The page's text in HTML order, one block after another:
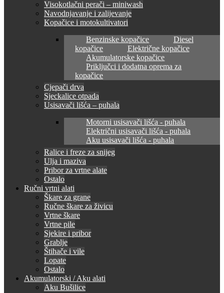
Visokotlačni perači – miniwash
Navodnjavanje i zalijevanje
Kopačice i motokultivatori
Benzinske kopačice
Diesel
kopačice
Električne kopačice
Akumulatorske kopačice
Priključci i dodatna oprema za
kopačice
Cjepači drva
Sjeckalice otpada
Usisavači lišća – puhala
Motorni usisavači lišća - puhala
Električni usisavači lišća - puhala
Aku usisavači lišća - puhala
Ralice i freze za snijeg
Ulja i maziva
Pribor za vrtne alate
Ostalo
Ručni vrtni alati
Škare za grane
Ručne škare za živicu
Vrtne škare
Vrtne pile
Sjekire i pribor
Grablje
Štihače i vile
Lopate
Ostalo
Akumulatorski / Aku alati
Aku Bušilice